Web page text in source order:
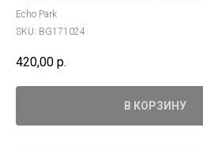
Echo Park
SKU: BG171024
420,00 р.
В КОРЗИНУ